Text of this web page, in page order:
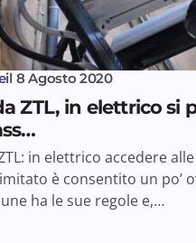
il 8 Agosto 2020
ZTL, in elettrico si
in elettrico accedere
è consentito un po’
ha le sue regole e,…